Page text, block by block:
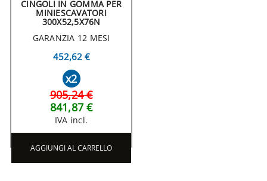
CINGOLI IN GOMMA PER
MINIESCAVATORI
300X52,5X76N
GARANZIA 12 MESI
452,62 €
x2
905,24 €
841,87 €
IVA incl.
AGGIUNGI AL CARRELLO